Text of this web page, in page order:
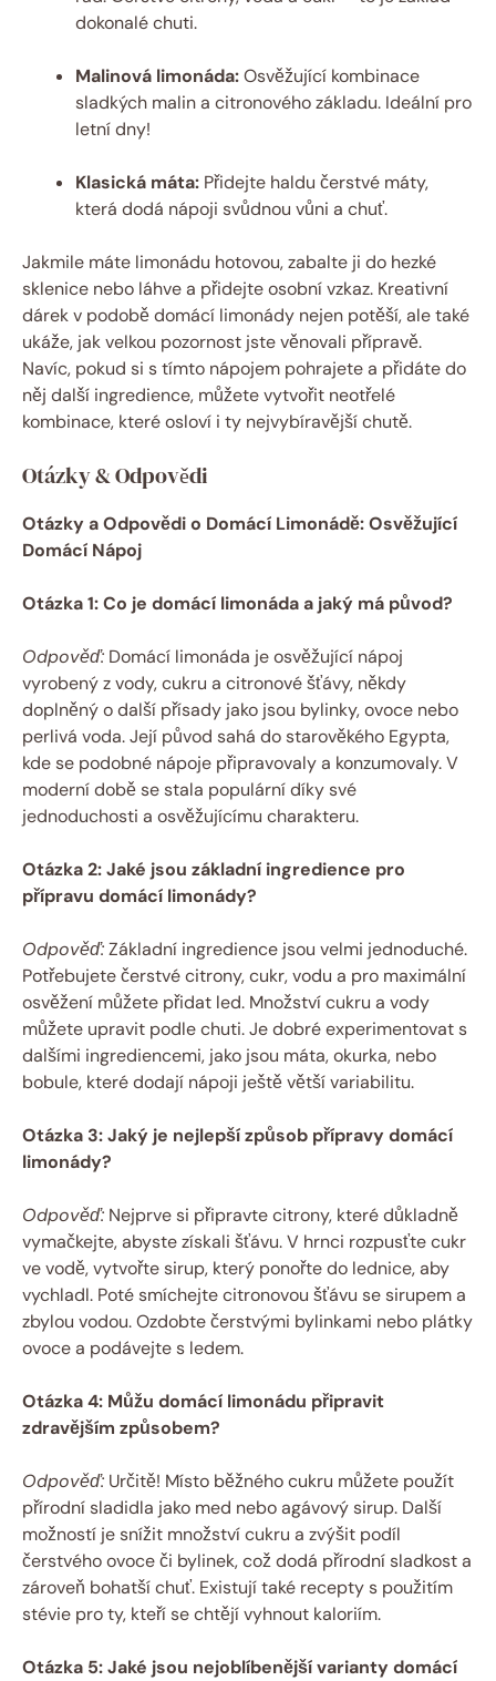
dokonalé chuti.
Malinová limonáda:Osvěžující kombinace
sladkých malin a citronového základu. Ideální pro
letní dny!
Klasická máta: Přidejte haldu čerstvé máty,
která dodá nápoji svůdnou vůni a chuť.
Jakmile máte limonádu hotovou, zabalte ji do hezké
sklenice nebo láhve a přidejte osobní vzkaz. Kreativní
dárek v podobě domácí limonády nejen potěší, ale také
ukáže, jak velkou pozornost jste věnovali přípravě.
Navíc, pokud si s tímto nápojem pohrajete a přidáte do
něj další ingredience, můžete vytvořit neotřelé
kombinace, které osloví i ty nejvybíravější chutě.
Otázky & Odpovědi
Otázky a Odpovědi o Domácí Limonádě: Osvěžující
Domácí Nápoj
Otázka 1: Co je domácí limonáda a jaký má původ?
Odpověď: Domácí limonáda je osvěžující nápoj
vyrobený z vody, cukru a citronové šťávy, někdy
doplněný o další přísady jako jsou bylinky, ovoce nebo
perlivá voda. Její původ sahá do starověkého Egypta,
kde se podobné nápoje připravovaly a konzumovaly. V
moderní době se stala populární díky své
jednoduchosti a osvěžujícímu charakteru.
Otázka 2: Jaké jsou základní ingredience pro
přípravu domácí limonády?
Odpověď:Základní ingredience jsou velmi jednoduché.
Potřebujete čerstvé citrony, cukr, vodu a pro maximální
osvěžení můžete přidat led. Množství cukru a vody
můžete upravit podle chuti. Je dobré experimentovat s
dalšími ingrediencemi, jako jsou máta, okurka, nebo
bobule, které dodají nápoji ještě větší variabilitu.
Otázka 3: Jaký je nejlepší způsob přípravy domácí
limonády?
Odpověď: Nejprve si připravte citrony, které důkladně
vymačkejte, abyste získali šťávu. V hrnci rozpusťte cukr
ve vodě, vytvořte sirup, který ponořte do lednice, aby
vychladl. Poté smíchejte citronovou šťávu se sirupem a
zbylou vodou. Ozdobte čerstvými bylinkami nebo plátky
ovoce a podávejte s ledem.
Otázka 4: Můžu domácí limonádu připravit
zdravějším způsobem?
Odpověď: Určitě! Místo běžného cukru můžete použít
přírodní sladidla jako med nebo agávový sirup. Další
možností je snížit množství cukru a zvýšit podíl
čerstvého ovoce či bylinek, což dodá přírodní sladkost a
zároveň bohatší chuť. Existují také recepty s použitím
stévie pro ty, kteří se chtějí vyhnout kaloriím.
Otázka 5: Jaké jsou nejoblíbenější varianty domácí